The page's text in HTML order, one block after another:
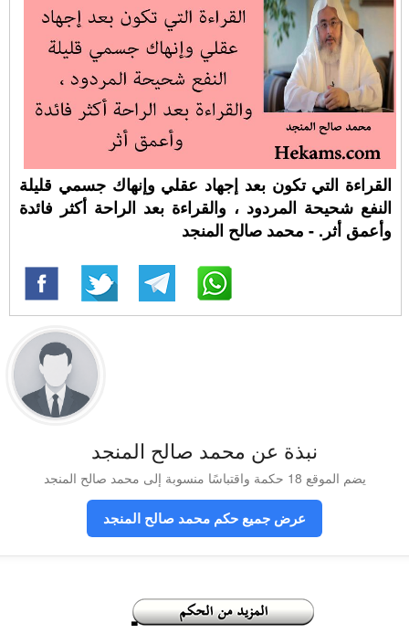
القراءة التي تكون بعد إجهاد عقلي وإنهاك جسمي قليلة
النفع شحيحة المردود ، والقراءة بعد الراحة أكثر فائدة
وأعمق أثر. - محمد صالح المنجد
نبذة عن محمد صالح المنجد
يضم الموقع 18 حكمة واقتباسًا منسوبة إلى محمد صالح المنجد
عرض جميع حكم محمد صالح المنجد